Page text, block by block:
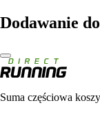
Dodawanie
Suma częściowa